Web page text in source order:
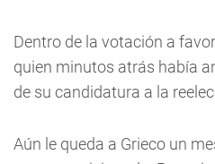
Dentro de la votación a
quien minutos atrás había
de su candidatura a la
Aún le queda a Grieco un